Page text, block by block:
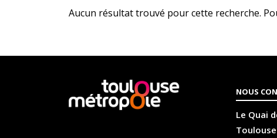
Aucun résultat trouvé pour cette recherche.
En
savoir
plus
NOUS
Le Quai